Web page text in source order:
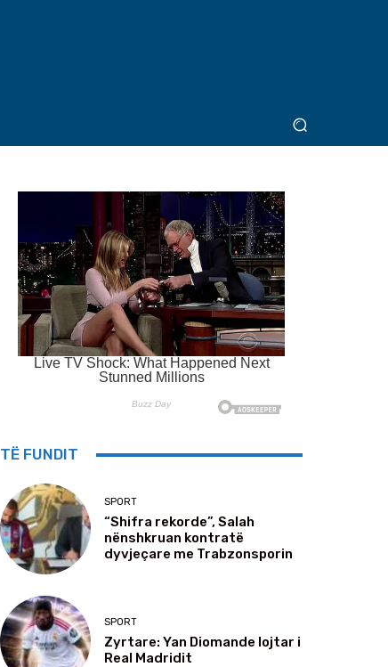
TË FUNDIT
SPORT
“Shifra rekorde”, Salah
nënshkruan kontratë
dyvjeçare me Trabzonsporin
SPORT
Zyrtare: Yan Diomande lojtar i
Real Madridit